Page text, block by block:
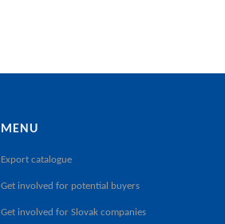
MENU
Export catalogue
Get involved for potential buyers
Get involved for Slovak companies